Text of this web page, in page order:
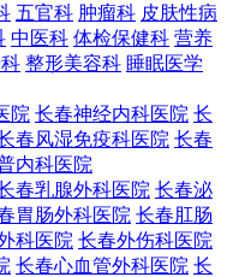
五官科 肿瘤科 皮肤性病
中医科 体检保健科 营养
整形美容科 睡眠医学
院 长春神经内科医院 长
春风湿免疫科医院 长春
内科医院
春乳腺外科医院 长春泌
胃肠外科医院 长春肛肠
科医院 长春外伤科医院
长春心血管外科医院 长